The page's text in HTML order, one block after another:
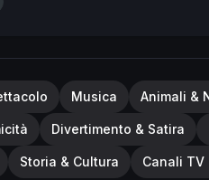
Musica Animali &
Divertimento & Satira
Storia & Cultura Canali TV